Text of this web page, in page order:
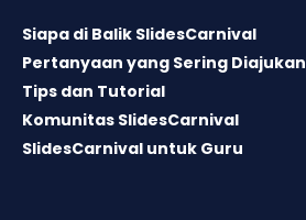
Siapa di Balik SlidesCarnival
Pertanyaan yang Sering Diajukan
Tips dan Tutorial
Komunitas SlidesCarnival
SlidesCarnival untuk Guru